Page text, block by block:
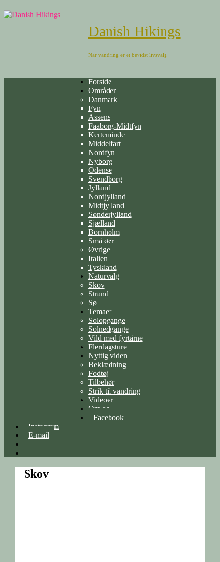
Danish Hikings
Når vandring er et bevidst livsvalg
Forside
Områder
Danmark
Fyn
Assens
Faaborg-Midtfyn
Kerteminde
Middelfart
Nordfyn
Nyborg
Odense
Svendborg
Jylland
Nordjylland
Midtjylland
Sønderjylland
Sjælland
Bornholm
Små øer
Øvrige
Italien
Tyskland
Naturvalg
Skov
Strand
Sø
Temaer
Solopgange
Solnedgange
Vild med fyrtårne
Flerdagsture
Nyttig viden
Beklædning
Fodtøj
Tilbehør
Strik til vandring
Videoer
Om os
Facebook
Instagram
E-mail
Skov